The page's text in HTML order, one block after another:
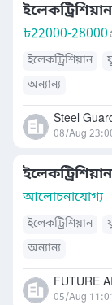
৳22000-28000
ইলেকট্রিশিয়ান
অন্যান্য
Steel
08/Aug
আলোচনাযোগ্য
ইলেকট্রিশিয়ান
অন্যান্য
FUTURE
05/Aug 11:01